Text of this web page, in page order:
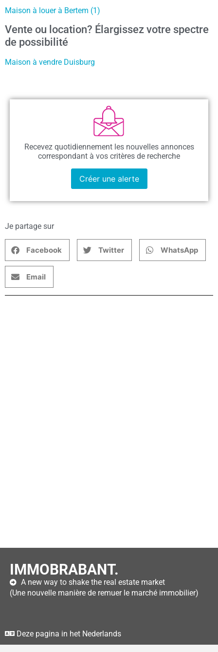
Maison à louer à Bertem (1)
Vente ou location? Élargissez votre spectre
de possibilité
Maison à vendre Duisburg
Recevez quotidiennement les nouvelles annonces
correspondant à vos critères de recherche
Créer une alerte
Je partage sur
Facebook Twitter WhatsApp
Email
IMMOBRABANT.
A new way to shake the real estate market
(Une nouvelle manière de remuer le marché immobilier)
Deze pagina in het Nederlands